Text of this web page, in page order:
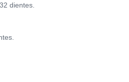
dientes.